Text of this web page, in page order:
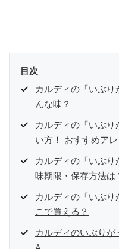
目次
カルディの「いぶ
んな味？
カルディの「いぶ
い方！ おすすめア
カルディの「いぶ
味期限・保存方法は
カルディの「いぶ
こで買える？
カルディのいぶりが